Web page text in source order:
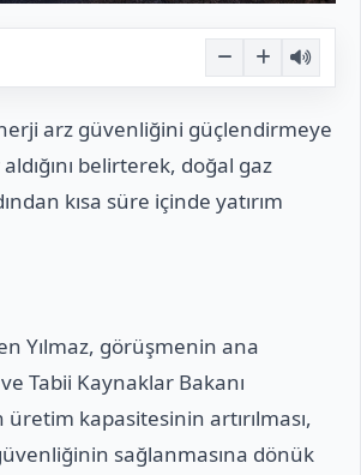
arz güvenliğini güçlendirmeye
belirterek, doğal gaz
kısa süre içinde yatırım
Yılmaz, görüşmenin ana
Tabii Kaynaklar Bakanı
üretim kapasitesinin artırılması,
sağlanmasına dönük